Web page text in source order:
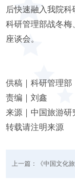
后快速融入我院科
科研管理部战冬梅
座谈会。
供稿｜科研管理部
责编｜刘鑫
来源｜中国旅游研
转载请注明来源